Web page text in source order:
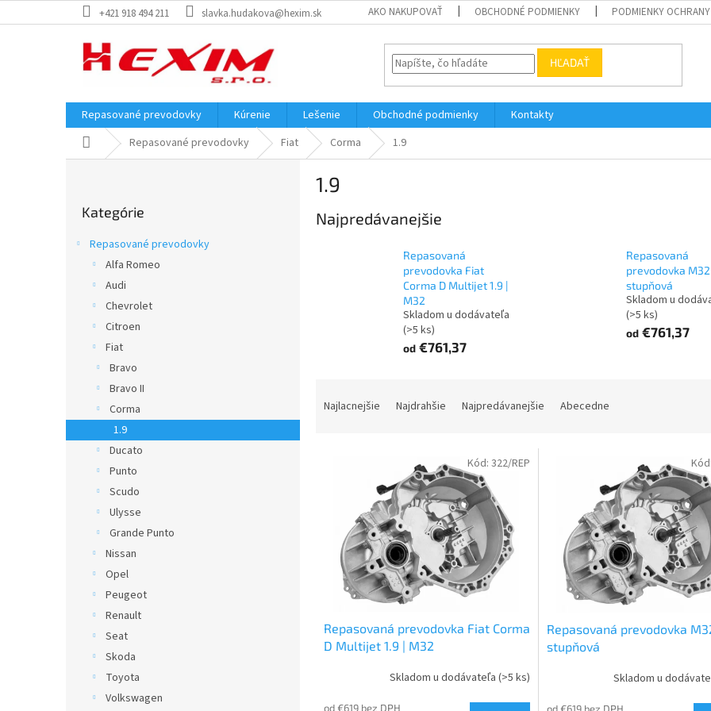
na
+421 918 494 211 slavka.hudakova@hexim.sk AKO NAKUPOVAŤ OBCHODNÉ PODMIENKY PODMIENKY OCHRANY
HĽADAŤ
Repasované prevodovky Kúrenie Lešenie Obchodné podmienky
Kontakty
DomovRepasované prevodovky Fiat Corma 1.9
kategórie
Kategórie
Repasované prevodovky
Alfa Romeo
Audi
Chevrolet
Citroen
Fiat
Bravo
Bravo II
Corma
1.9
Ducato
Punto
Scudo
Ulysse
Grande Punto
Nissan
Opel
Peugeot
Renault
Seat
Skoda
Toyota
Volkswagen
1.9
Najpredávanejšie
Repasovaná
prevodovka Fiat
Corma D Multijet 1.9 |
M32
Skladom u dodávateľa
(>5 ks)
od €761,37
Repasovaná
prevodovka M32
stupňová
Skladom u
(>5 ks)
od€761,37
Najlacnejšie Najdrahšie Najpredávanejšie Abecedne
Repasovaná prevodovka Fiat Corma
D Multijet 1.9 | M32
Skladom u dodávateľa (>5 ks)
od €619 bez DPH
Kód: 322/REP
Repasovaná prevodovka
stupňová
Skladom u
od €619 bez DPH
Kód: